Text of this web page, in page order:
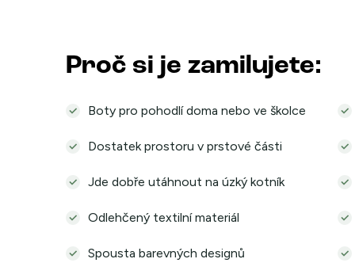
Proč si je zamilujete:
Boty pro pohodlí doma nebo ve školce
Dostatek prostoru v prstové části
Jde dobře utáhnout na úzký kotník
Odlehčený textilní materiál
Spousta barevných designů